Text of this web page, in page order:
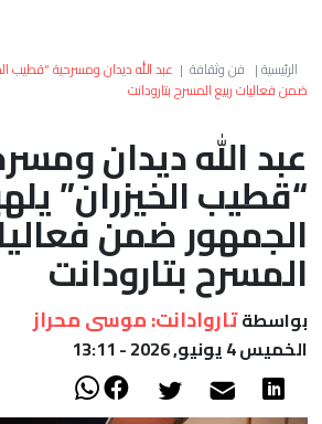
العالم
الصحراء
الرئيسية| فن وثقافة | عبد الله ديدان ومسرحية “قطيب
ضمن فعاليات ربيع المسرح بتارودانت
عبد الله ديدان
“قطيب الخيزران”
الجمهور ضمن
المسرح بتارودانت
بواسطةتاروادانت: موسى محراز
الخميس 4 يونيو, 2026 - 13:11